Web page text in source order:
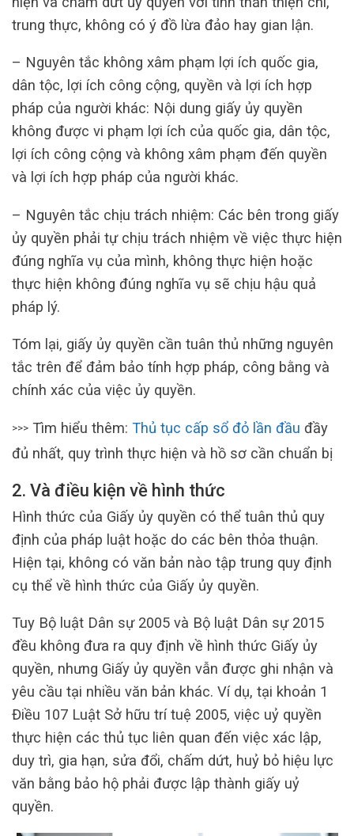
trung thực, không có ý đồ lừa đảo hay gian lận.
– Nguyên tắc không xâm phạm lợi ích quốc gia,
dân tộc, lợi ích công cộng, quyền và lợi ích hợp
pháp của người khác: Nội dung giấy ủy quyền
không được vi phạm lợi ích của quốc gia, dân tộc,
lợi ích công cộng và không xâm phạm đến quyền
và lợi ích hợp pháp của người khác.
– Nguyên tắc chịu trách nhiệm: Các bên trong giấy
ủy quyền phải tự chịu trách nhiệm về việc thực hiện
đúng nghĩa vụ của mình, không thực hiện hoặc
thực hiện không đúng nghĩa vụ sẽ chịu hậu quả
pháp lý.
Tóm lại, giấy ủy quyền cần tuân thủ những nguyên
tắc trên để đảm bảo tính hợp pháp, công bằng và
chính xác của việc ủy quyền.
>>> Tìm hiểu thêm: Thủ tục cấp sổ đỏ lần đầu đầy
đủ nhất, quy trình thực hiện và hồ sơ cần chuẩn bị
2. Và điều kiện về hình thức
Hình thức của Giấy ủy quyền có thể tuân thủ quy
định của pháp luật hoặc do các bên thỏa thuận.
Hiện tại, không có văn bản nào tập trung quy định
cụ thể về hình thức của Giấy ủy quyền.
Tuy Bộ luật Dân sự 2005 và Bộ luật Dân sự 2015
đều không đưa ra quy định về hình thức Giấy ủy
quyền, nhưng Giấy ủy quyền vẫn được ghi nhận và
yêu cầu tại nhiều văn bản khác. Ví dụ, tại khoản 1
Điều 107 Luật Sở hữu trí tuệ 2005, việc uỷ quyền
thực hiện các thủ tục liên quan đến việc xác lập,
duy trì, gia hạn, sửa đổi, chấm dứt, huỷ bỏ hiệu lực
văn bằng bảo hộ phải được lập thành giấy uỷ
quyền.